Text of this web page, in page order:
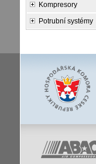
Kompresory
Potrubní systémy